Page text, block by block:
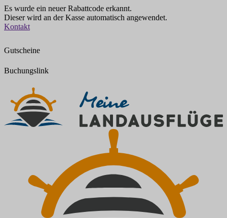
Es wurde ein neuer Rabattcode erkannt.
Dieser wird an der Kasse automatisch angewendet.
Zum
Kontakt
Gutscheine
Buchungslink